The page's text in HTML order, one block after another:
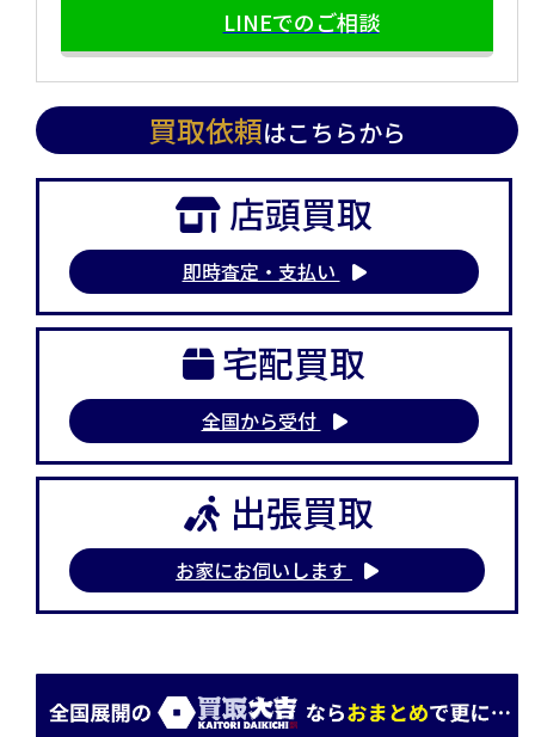
LINEでのご相談
買取依頼はこちらから
店頭買取
即時査定・支払い
宅配買取
全国から受付
出張買取
お家にお伺いします